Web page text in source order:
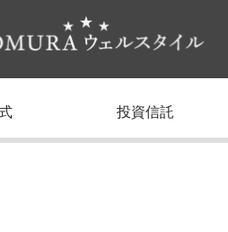
投資信託